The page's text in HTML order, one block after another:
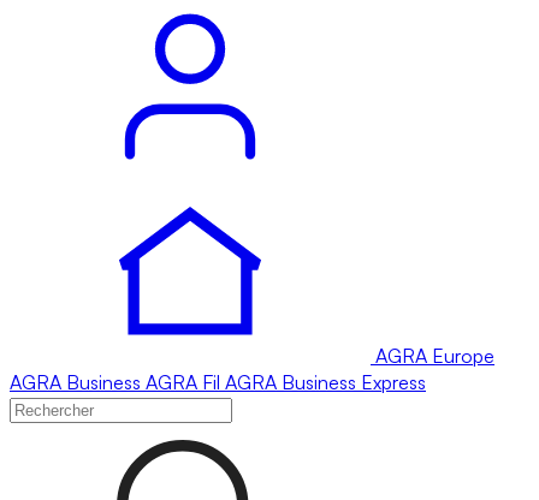
AGRA Europe
AGRA Business AGRA Fil AGRA Business Express